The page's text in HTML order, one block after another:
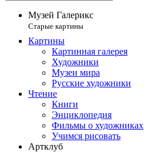
Музей Галерикс
Старые картины
Картины
Картинная галерея
Художники
Музеи мира
Русские художники
Чтение
Книги
Энциклопедия
Фильмы о художниках
Учимся рисовать
Артклуб